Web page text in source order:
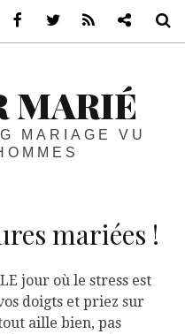
MARIÉ
MARIAGE VU
mariées !
jour où le stress est
doigts et priez sur
aille bien, pas
Blog de mariage vu par les
FacebookTwitter RSS Blog